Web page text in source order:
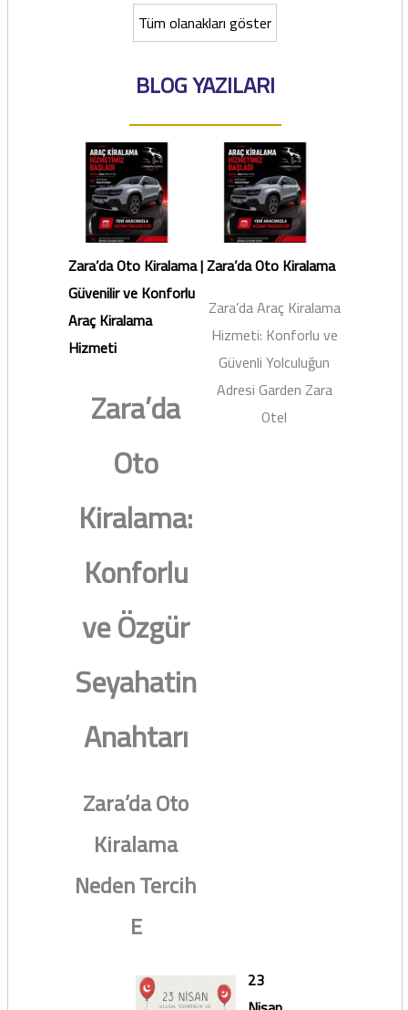
Tüm olanakları göster
BLOG YAZILARI
Zara’da Oto Kiralama |
Güvenilir ve Konforlu
Araç Kiralama
Hizmeti
Zara’da
Oto
Kiralama:
Konforlu
ve Özgür
Seyahatin
Anahtarı
Zara’da Oto
Kiralama
Neden Tercih
E
Zara’da Oto Kiralama
Zara’da Araç Kiralama
Hizmeti: Konforlu ve
Güvenli Yolculuğun
Adresi Garden Zara
Otel
23